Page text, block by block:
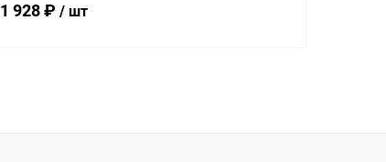
1 928 ₽ / шт
Купить в 1 клик Сравнение